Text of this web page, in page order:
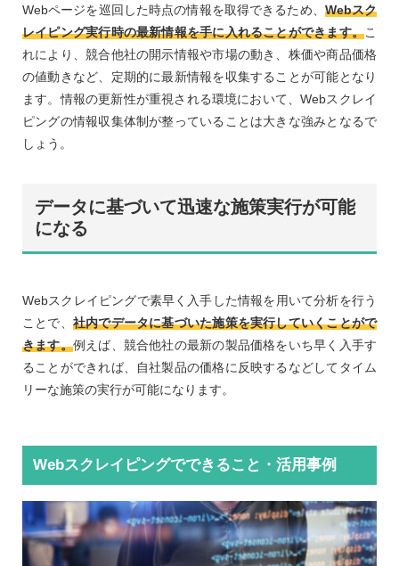
Webページを巡回した時点の情報を取得できるため、 Webスク
レイピング実行時の最新情報を手に入れることができます。こ
れにより、競合他社の開示情報や市場の動き、株価や商品価格
の値動きなど、定期的に最新情報を収集することが可能となり
ます。情報の更新性が重視される環境において、Webスクレイ
ピングの情報収集体制が整っていることは大きな強みとなるで
しょう。
データに基づいて迅速な施策実行が可能
になる
Webスクレイピングで素早く入手した情報を用いて分析を行う
ことで、 社内でデータに基づいた施策を実行していくことがで
きます。例えば、競合他社の最新の製品価格をいち早く入手す
ることができれば、自社製品の価格に反映するなどしてタイム
リーな施策の実行が可能になります。
Webスクレイピングでできること・活用事例